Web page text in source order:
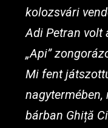
kolozsvári
Adi Petran volt
„Api”
Mi fent
bárban Ghiță